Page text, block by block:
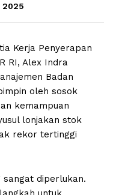
2025
Kerja Penyerapan
RI, Alex Indra
Badan
oleh sosok
kemampuan
lonjakan stok
rekor tertinggi
sangat diperlukan.